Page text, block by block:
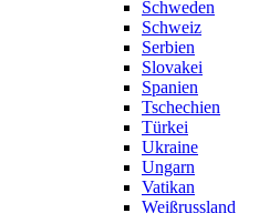
Schweden
Schweiz
Serbien
Slovakei
Spanien
Tschechien
Türkei
Ukraine
Ungarn
Vatikan
Weißrussland